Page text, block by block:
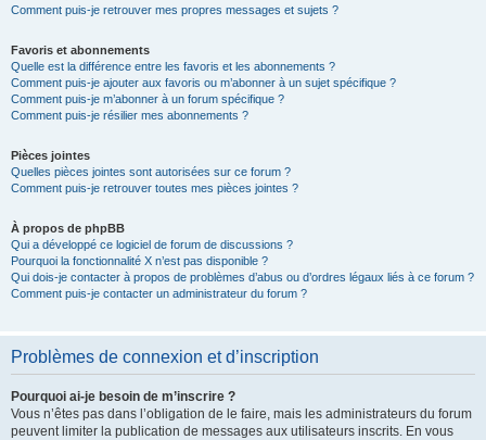
Comment puis-je retrouver mes propres messages et sujets ?
Favoris et abonnements
Quelle est la différence entre les favoris et les abonnements ?
Comment puis-je ajouter aux favoris ou m’abonner à un sujet spécifique ?
Comment puis-je m’abonner à un forum spécifique ?
Comment puis-je résilier mes abonnements ?
Pièces jointes
Quelles pièces jointes sont autorisées sur ce forum ?
Comment puis-je retrouver toutes mes pièces jointes ?
À propos de phpBB
Qui a développé ce logiciel de forum de discussions ?
Pourquoi la fonctionnalité X n’est pas disponible ?
Qui dois-je contacter à propos de problèmes d’abus ou d’ordres légaux liés à ce forum ?
Comment puis-je contacter un administrateur du forum ?
Problèmes de connexion et d’inscription
Pourquoi ai-je besoin de m’inscrire ?
Vous n’êtes pas dans l’obligation de le faire, mais les administrateurs du forum
peuvent limiter la publication de messages aux utilisateurs inscrits. En vous